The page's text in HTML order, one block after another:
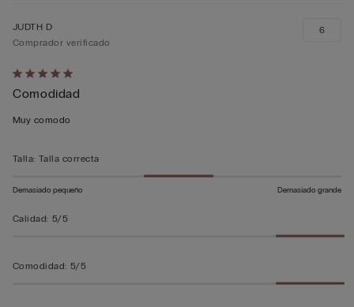
Calificación
de
5
5
JUDTH D
Comprador verificado
Comodidad
Muy comodo
6
Talla: Talla correcta
Demasiado pequeño Demasiado grande
Calidad: 5/5
Comodidad: 5/5